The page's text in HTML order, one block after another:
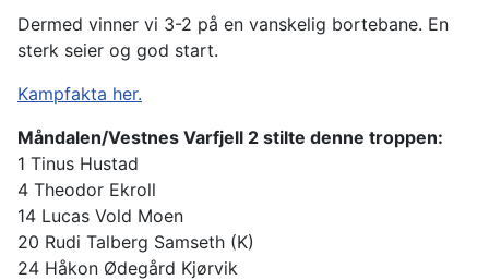
Dermed vinner vi 3-2 på en vanskelig bortebane. En
sterk seier og god start.
Kampfakta her.
Måndalen/Vestnes Varfjell 2 stilte denne troppen:
1 Tinus Hustad
4 Theodor Ekroll
14 Lucas Vold Moen
20 Rudi Talberg Samseth (K)
24 Håkon Ødegård Kjørvik